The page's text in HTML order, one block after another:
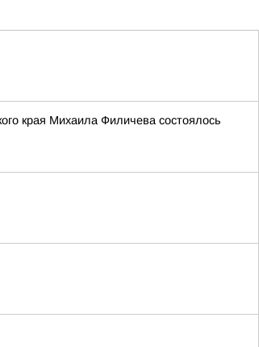
края Михаила Филичева состоялось